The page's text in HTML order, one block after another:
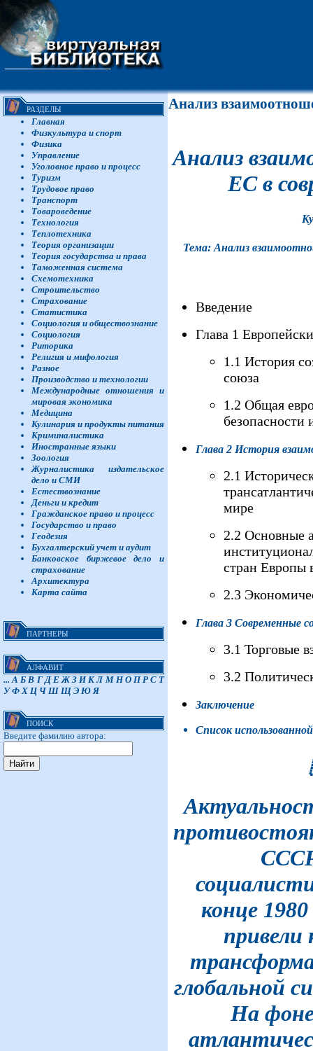
РАЗДЕЛЫ
Главная
Физкультура и спорт
Физика
Управление
Уголовное право и процесс
Туризм
Трудовое право
Транспорт
Товароведение
Технология
Теплотехника
Теория организации
Теория государства и права
Таможенная система
Схемотехника
Строительство
Страхование
Статистика
Социология и обществознание
Социология
Риторика
Религия и мифология
Разное
Производство и технологии
Международные отношения и
мировая экономика
Медицина
Кулинария и продукты питания
Криминалистика
Иностранные языки
Зоология
Журналистика издательское
дело и СМИ
Естествознание
Деньги и кредит
Гражданское право и процесс
Государство и право
Геодезия
Бухгалтерский учет и аудит
Банковское биржевое дело и
страхование
Архитектура
Карта сайта
ПАРТНЕРЫ
АЛФАВИТ
... А Б В Г Д Е Ж З И К Л М Н О П Р С Т
У Ф Х Ц Ч Ш Щ Э Ю Я
ПОИСК
Введите фамилию автора:
Анализ
Анализ
ЕС в
Тема: Анализ
Введение
Глава 1
1.1 История
союза
1.2 Общая
безопасности
Глава 2 История
2.1
мире
2.2 Основные
стран Европы
2.3
Глава 3 Современные
3.1 Торговые
3.2
Заключение
Список
конце
привели
глобальной
На